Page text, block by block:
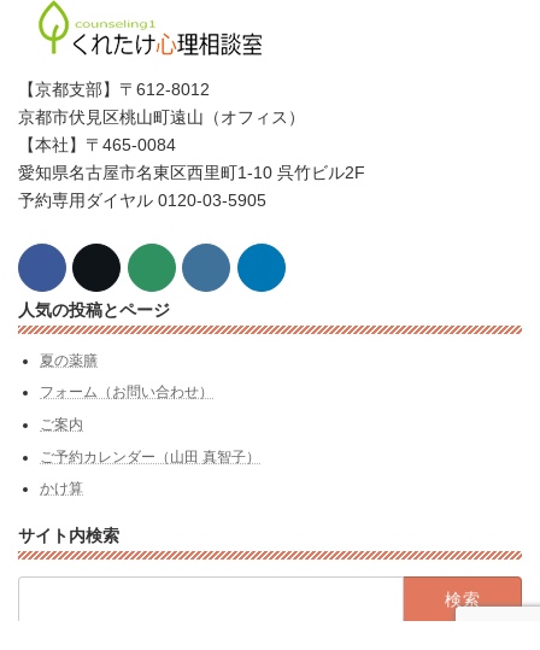
【京都支部】〒612-8012
京都市伏見区桃山町遠山（オフィス）
【本社】〒465-0084
愛知県名古屋市名東区西里町1-10 呉竹ビル2F
予約専用ダイヤル 0120-03-5905
人気の投稿とページ
夏の薬膳
フォーム（お問い合わせ）
ご案内
ご予約カレンダー（山田 真智子）
かけ算
サイト内検索